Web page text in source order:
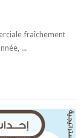
fraîchement
...